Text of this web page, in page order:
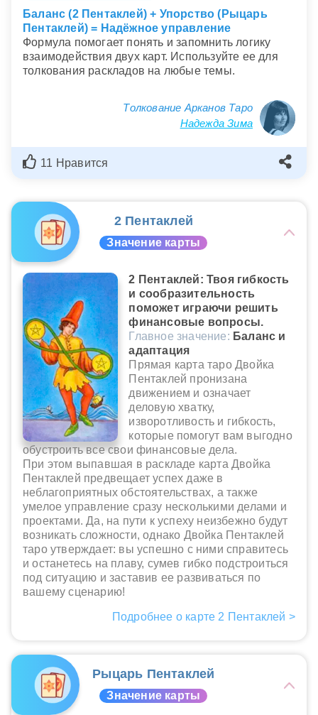
Баланс (2 Пентаклей) + Упорство (Рыцарь
Пентаклей) = Надёжное управление
Формула помогает понять и запомнить логику
взаимодействия двух карт. Используйте ее для
толкования раскладов на любые темы.
Толкование Арканов Таро
Надежда Зима
11 Нравится
2 Пентаклей
Значение карты
2 Пентаклей: Твоя гибкость
и сообразительность
поможет играючи решить
финансовые вопросы.
Главное значение: Баланс и
адаптация
Прямая карта таро Двойка
Пентаклей пронизана
движением и означает
деловую хватку,
изворотливость и гибкость,
которые помогут вам выгодно
обустроить все свои финансовые дела.
При этом выпавшая в раскладе карта Двойка
Пентаклей предвещает успех даже в
неблагоприятных обстоятельствах, а также
умелое управление сразу несколькими делами и
проектами. Да, на пути к успеху неизбежно будут
возникать сложности, однако Двойка Пентаклей
таро утверждает: вы успешно с ними справитесь
и останетесь на плаву, сумев гибко подстроиться
под ситуацию и заставив ее развиваться по
вашему сценарию!
Подробнее о карте 2 Пентаклей >
Рыцарь Пентаклей
Значение карты